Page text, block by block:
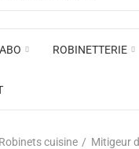
ROBINETTERIE
Robinets cuisine Mitigeur